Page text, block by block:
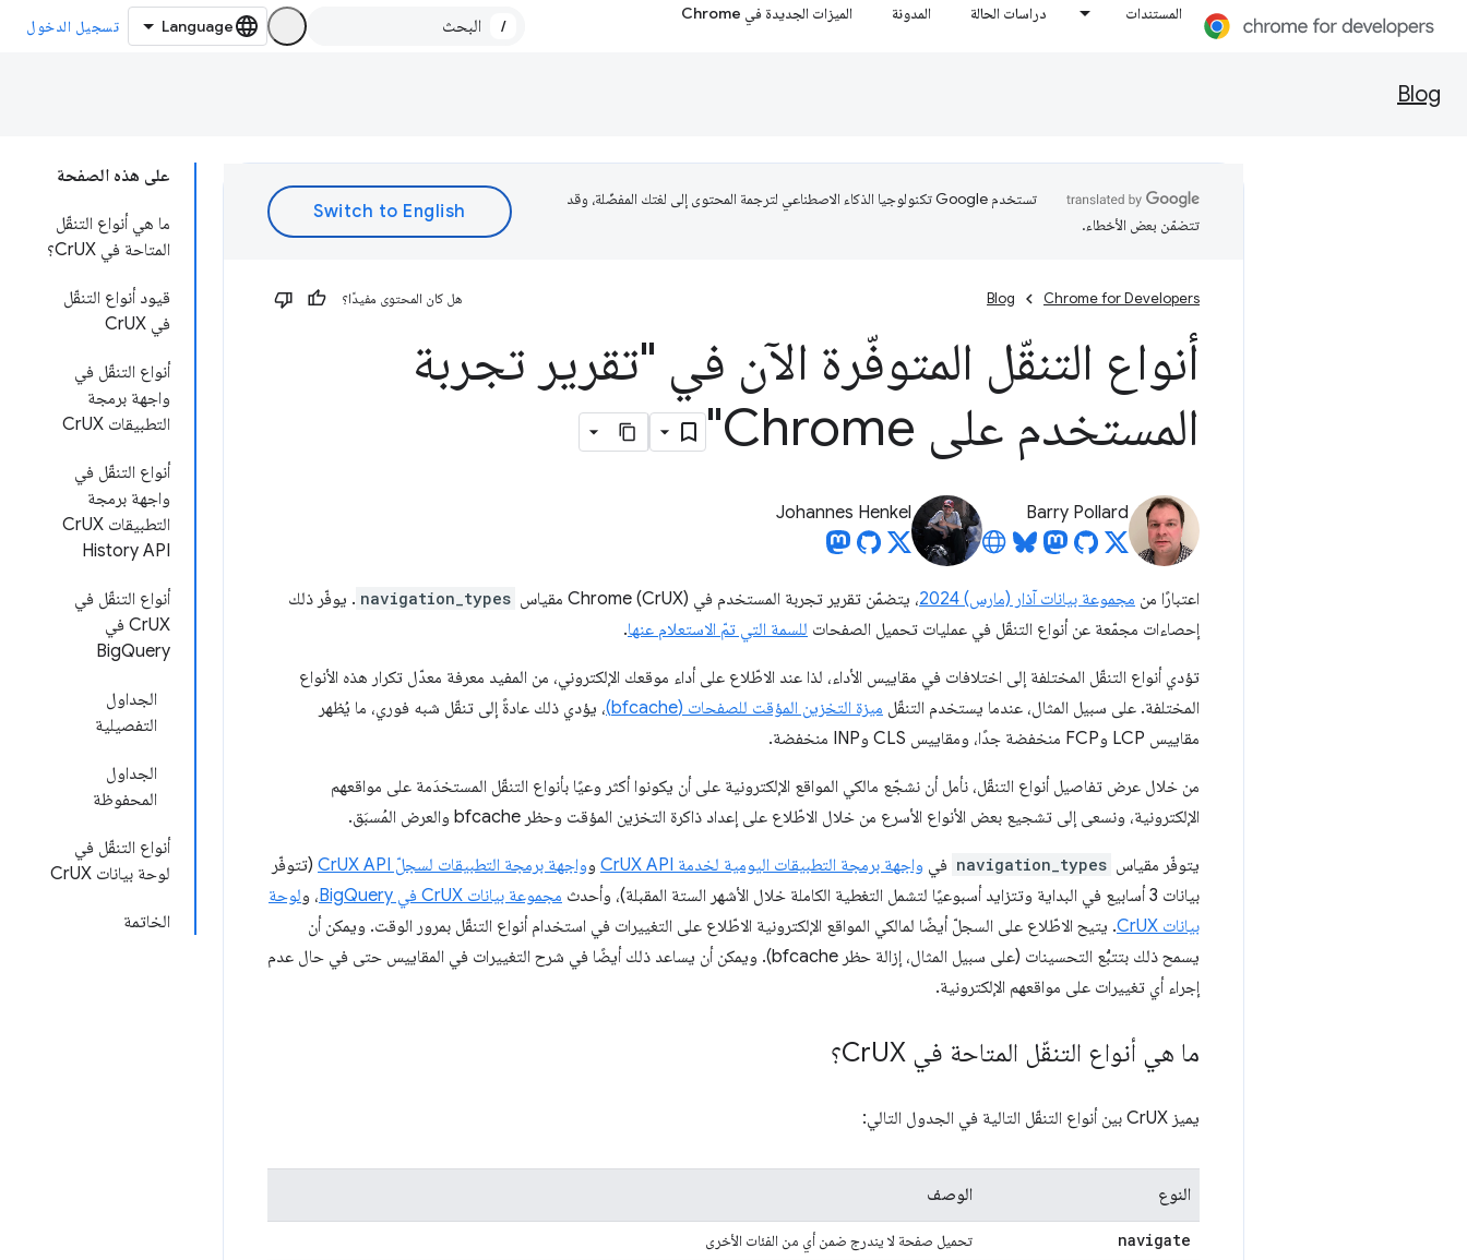
المستندات دراسات الحالة المدونة الميزات الجديدة في Chrome
/ تسجيل الدخول
Blog
على هذه الصفحة
ما هي أنواع التنقّل
المتاحة في CrUX؟
قيود أنواع التنقّل
في CrUX
أنواع التنقّل في
واجهة برمجة
التطبيقات CrUX
أنواع التنقّل في
واجهة برمجة
التطبيقات CrUX
History API
أنواع التنقّل في
CrUX في
BigQuery
الجداول
التفصيلية
الجداول
المحفوظة
أنواع التنقّل في
لوحة بيانات CrUX
الخاتمة
تستخدم Google تكنولوجيا الذكاء الاصطناعي لترجمة المحتوى إلى لغتك المفضّلة، وقد
تتضمّن بعض الأخطاء.
Chrome for Developers
Blog هل كان المحتوى مفيدًا؟
أنواع التنقّل المتوفّرة الآن في "تقرير تجربة
المستخدم على Chrome"
Barry Pollard
Johannes Henkel
اعتبارًا من مجموعة بيانات آذار (مارس) 2024 ، يتضمّن تقرير تجربة المستخدم في Chrome (CrUX) مقياس navigation_types . يوفّر ذلك
إحصاءات مجمّعة عن أنواع التنقّل في عمليات تحميل الصفحات للسمة التي تمّ الاستعلام عنها.
تؤدي أنواع التنقّل المختلفة إلى اختلافات في مقاييس الأداء، لذا عند الاطّلاع على أداء موقعك الإلكتروني، من المفيد معرفة معدّل تكرار هذه الأنواع
المختلفة. على سبيل المثال، عندما يستخدم التنقّل ميزة التخزين المؤقت للصفحات (bfcache)
، يؤدي ذلك عادةً إلى تنقّل شبه فوري، ما يُظهر
مقاييس LCP وFCP منخفضة جدًا، ومقاييس CLS وINP منخفضة.
من خلال عرض تفاصيل أنواع التنقّل، نأمل أن نشجّع مالكي المواقع الإلكترونية على أن يكونوا أكثر وعيًا بأنواع التنقّل المستخدَمة على مواقعهم
الإلكترونية، ونسعى إلى تشجيع بعض الأنواع الأسرع من خلال الاطّلاع على إعداد ذاكرة التخزين المؤقت وحظر bfcache والعرض المُسبَق.
يتوفّر مقياس navigation_types في واجهة برمجة التطبيقات اليومية لخدمة CrUX API وواجهة برمجة التطبيقات لسجلّ CrUX API
(تتوفّر
بيانات 3 أسابيع في البداية وتتزايد أسبوعيًا لتشمل التغطية الكاملة خلال الأشهر الستة المقبلة)، وأحدث
مجموعة بيانات CrUX في BigQuery ، ولوحة
بيانات CrUX
. يتيح الاطّلاع على السجلّ أيضًا لمالكي المواقع الإلكترونية الاطّلاع على التغييرات في استخدام أنواع التنقّل بمرور الوقت. ويمكن أن
يسمح ذلك بتتبُّع التحسينات (على سبيل المثال، إزالة حظر bfcache). ويمكن أن يساعد ذلك أيضًا في شرح التغييرات في المقاييس حتى في حال عدم
إجراء أي تغييرات على مواقعهم الإلكترونية.
ما هي أنواع التنقّل المتاحة في Cr UX؟
يميز CrUX بين أنواع التنقّل التالية في الجدول التالي:
النوع الوصف
navigate تحميل صفحة لا يندرج ضمن أي من الفئات الأخرى